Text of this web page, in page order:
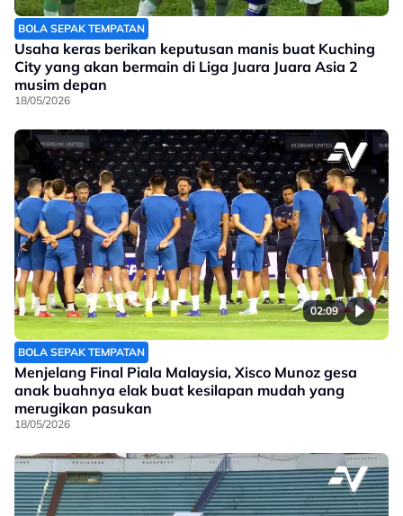
BOLA SEPAK TEMPATAN
Usaha keras berikan keputusan manis buat Kuching
City yang akan bermain di Liga Juara Juara Asia 2
musim depan
18/05/2026
02:09
BOLA SEPAK TEMPATAN
Menjelang Final Piala Malaysia, Xisco Munoz gesa
anak buahnya elak buat kesilapan mudah yang
merugikan pasukan
18/05/2026